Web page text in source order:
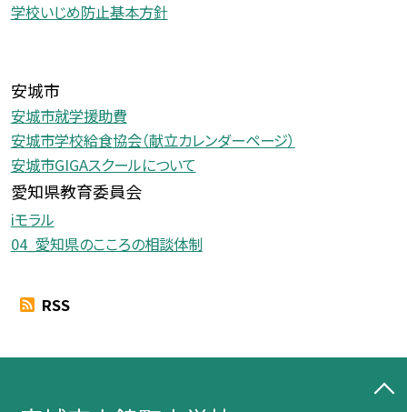
学校いじめ防止基本方針
安城市
安城市就学援助費
安城市学校給食協会（献立カレンダーページ）
安城市GIGAスクールについて
愛知県教育委員会
iモラル
04_愛知県のこころの相談体制
RSS